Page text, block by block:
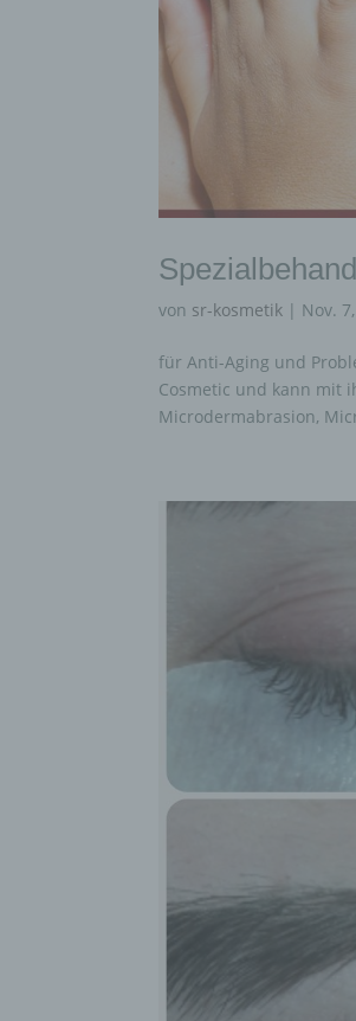
von sr-kosmetik | Nov.
für Anti-Aging und
Cosmetic und kann mit
Microdermabrasion,